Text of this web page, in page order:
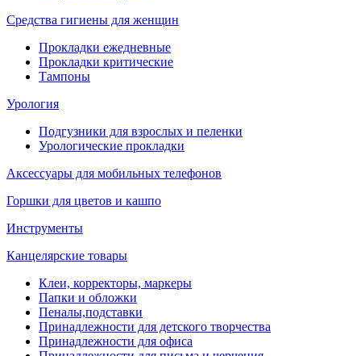
Средства гигиены для женщин
Прокладки ежедневные
Прокладки критические
Тампоны
Урология
Подгузники для взрослых и пеленки
Урологические прокладки
Аксессуары для мобильных телефонов
Горшки для цветов и кашпо
Инструменты
Канцелярские товары
Клеи, корректоры, маркеры
Папки и обложки
Пеналы,подставки
Принадлежности для детского творчества
Принадлежности для офиса